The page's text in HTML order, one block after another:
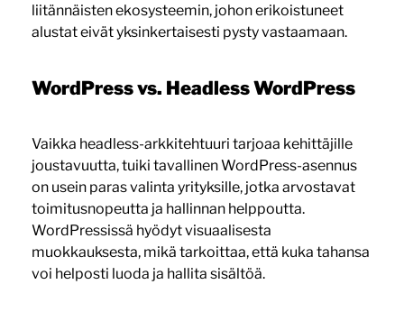
liitännäisten ekosysteemin, johon erikoistuneet
alustat eivät yksinkertaisesti pysty vastaamaan.
WordPress vs. Headless WordPress
Vaikka headless-arkkitehtuuri tarjoaa kehittäjille
joustavuutta, tuiki tavallinen WordPress-asennus
on usein paras valinta yrityksille, jotka arvostavat
toimitusnopeutta ja hallinnan helppoutta.
WordPressissä hyödyt visuaalisesta
muokkauksesta, mikä tarkoittaa, että kuka tahansa
voi helposti luoda ja hallita sisältöä.